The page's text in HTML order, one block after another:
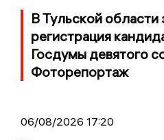
В Тульской области
регистрация
Госдумы девятого
Фоторепортаж
06/08/2026 17:20